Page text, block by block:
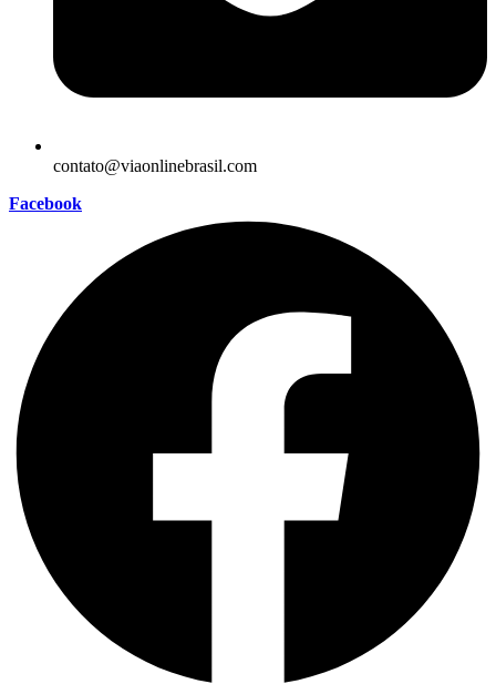
contato@viaonlinebrasil.com
Facebook